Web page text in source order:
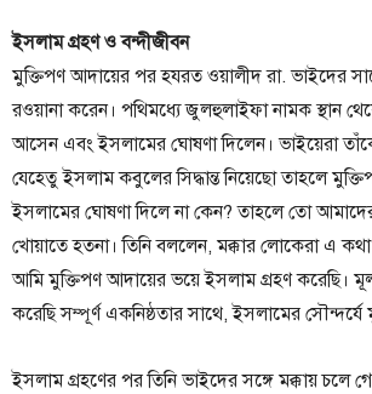
ইসলাম গ্রহণ ও বন্দীজীবন
মুক্তিপণ আদায়ের পর হযরত ওয়ালীদ রা. ভাইদের
রওয়ানা করেন। পথিমধ্যে জুলহুলাইফা নামক স্থান
আসেন এবং ইসলামের ঘোষণা দিলেন। ভাইয়েরা
যেহেতু ইসলাম কবুলের সিদ্ধান্ত নিয়েছো তাহলে
ইসলামের ঘোষণা দিলে না কেন? তাহলে তো
খোয়াতে হতনা। তিনি বললেন, মক্কার লোকেরা এ
আমি মুক্তিপণ আদায়ের ভয়ে ইসলাম গ্রহণ করেছি।
করেছি সম্পূর্ণ একনিষ্ঠতার সাথে, ইসলামের সৌন্দর্যে
ইসলাম গ্রহণের পর তিনি ভাইদের সঙ্গে মক্কায় চলে